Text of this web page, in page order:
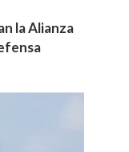
la Alianza